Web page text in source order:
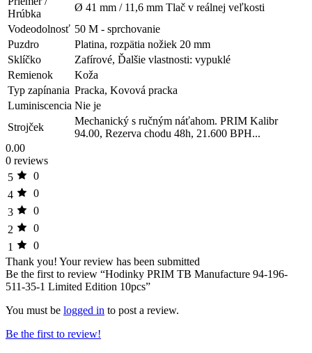
Hrúbka
Ø 41 mm / 11,6 mm Tlač v reálnej veľkosti
Vodeodolnosť 50 M - sprchovanie
Puzdro
Platina, rozpätia nožiek 20 mm
Sklíčko
Zafírové, Ďalšie vlastnosti: vypuklé
Remienok
Koža
Typ zapínania Pracka, Kovová pracka
Luminiscencia Nie je
Strojček
Mechanický s ručným náťahom. PRIM Kalibr
94.00, Rezerva chodu 48h, 21.600 BPH...
0.00
0 reviews
5
0
4
0
3
0
2
0
1
0
Thank you! Your review has been submitted
Be the first to review “Hodinky PRIM TB Manufacture 94-196-
511-35-1 Limited Edition 10pcs”
You must be logged in to post a review.
Be the first to review!